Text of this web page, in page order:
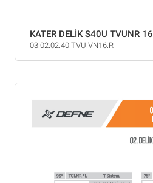
KATER DELİK S40U TVUNR 16
03.02.02.40.TVU.VN16.R